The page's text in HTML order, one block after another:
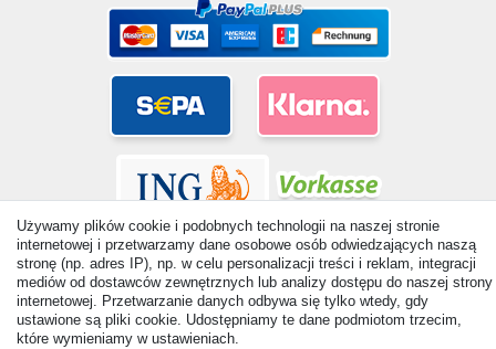
© Copyright 2026 | Wszelkie prawa zastrzezone. - All rights
reserved. Prices incl. VAT. 19% VAT Basic prices see article detail
Używamy plików cookie i podobnych technologii na naszej stronie
internetowej i przetwarzamy dane osobowe osób odwiedzających naszą
stronę (np. adres IP), np. w celu personalizacji treści i reklam, integracji
mediów od dostawców zewnętrznych lub analizy dostępu do naszej strony
internetowej. Przetwarzanie danych odbywa się tylko wtedy, gdy
ustawione są pliki cookie. Udostępniamy te dane podmiotom trzecim,
które wymieniamy w ustawieniach.